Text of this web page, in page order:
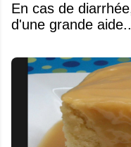
En cas de
d'une grande